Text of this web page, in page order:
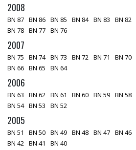
2008
BN 87 BN 86 BN 85 BN 84 BN 83 BN 82
BN 78 BN 77 BN 76
2007
BN 75 BN 74 BN 73 BN 72 BN 71 BN 70
BN 66 BN 65 BN 64
2006
BN 63 BN 62 BN 61 BN 60 BN 59 BN 58
BN 54 BN 53 BN 52
2005
BN 51 BN 50 BN 49 BN 48 BN 47 BN 46
BN 42 BN 41 BN 40